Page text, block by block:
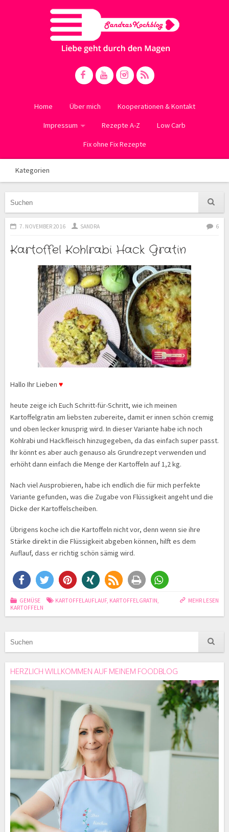
Home Über mich Kooperationen & Kontakt
Impressum Rezepte A-Z Low Carb
Fix ohne Fix Rezepte
Kategorien
7. NOVEMBER 2016 SANDRA 6
Kartoffel Kohlrabi Hack Gratin
Hallo Ihr Lieben ♥
heute zeige ich Euch Schritt-für-Schritt, wie ich meinen
Kartoffelgratin am liebsten zubereite, damit er innen schön cremig
und oben lecker knusprig wird. In dieser Variante habe ich noch
Kohlrabi und Hackfleisch hinzugegeben, da das einfach super passt.
Ihr könnt es aber auch genauso als Grundrezept verwenden und
erhöht dann einfach die Menge der Kartoffeln auf 1,2 kg.
Nach viel Ausprobieren, habe ich endlich die für mich perfekte
Variante gefunden, was die Zugabe von Flüssigkeit angeht und die
Dicke der Kartoffelscheiben.
Übrigens koche ich die Kartoffeln nicht vor, denn wenn sie ihre
Stärke direkt in die Flüssigkeit abgeben können, hilft es dem
Auflauf, dass er richtig schön sämig wird.
MEHR LESEN
GEMÜSE KARTOFFELAUFLAUF, KARTOFFELGRATIN,
KARTOFFELN
HERZLICH WILLKOMMEN AUF MEINEM FOODBLOG